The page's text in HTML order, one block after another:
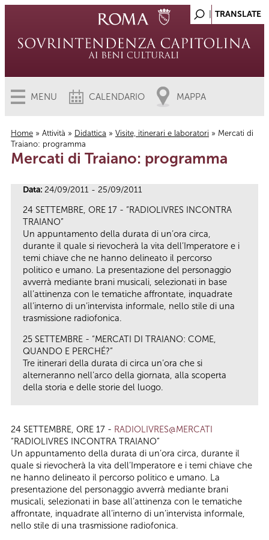
MENU CALENDARIO MAPPA
Tu sei qui
Home » Attività » Didattica » Visite, itinerari e laboratori » Mercati di
Traiano: programma
Mercati di Traiano: programma
Data: 24/09/2011 - 25/09/2011
24 SETTEMBRE, ORE 17 - “RADIOLIVRES INCONTRA
TRAIANO”
Un appuntamento della durata di un’ora circa,
durante il quale si rievocherà la vita dell’Imperatore e i
temi chiave che ne hanno delineato il percorso
politico e umano. La presentazione del personaggio
avverrà mediante brani musicali, selezionati in base
all’attinenza con le tematiche affrontate, inquadrate
all’interno di un’intervista informale, nello stile di una
trasmissione radiofonica.
25 SETTEMBRE - “MERCATI DI TRAIANO: COME,
QUANDO E PERCHÉ?”
Tre itinerari della durata di circa un’ora che si
alterneranno nell’arco della giornata, alla scoperta
della storia e delle storie del luogo.
24 SETTEMBRE, ORE 17 - RADIOLIVRES@MERCATI
“RADIOLIVRES INCONTRA TRAIANO”
Un appuntamento della durata di un’ora circa, durante il
quale si rievocherà la vita dell’Imperatore e i temi chiave che
ne hanno delineato il percorso politico e umano. La
presentazione del personaggio avverrà mediante brani
musicali, selezionati in base all’attinenza con le tematiche
affrontate, inquadrate all’interno di un’intervista informale,
nello stile di una trasmissione radiofonica.